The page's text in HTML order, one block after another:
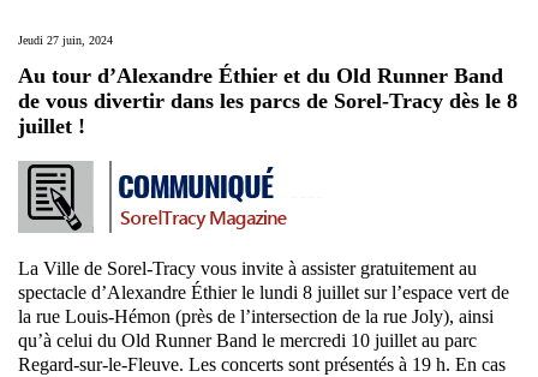
Jeudi 27 juin, 2024
Au tour d’Alexandre Éthier et du Old Runner Band
de vous divertir dans les parcs de Sorel-Tracy dès le 8
juillet !
La Ville de Sorel-Tracy vous invite à assister gratuitement au
spectacle d’Alexandre Éthier le lundi 8 juillet sur l’espace vert de
la rue Louis-Hémon (près de l’intersection de la rue Joly), ainsi
qu’à celui du Old Runner Band le mercredi 10 juillet au parc
Regard-sur-le-Fleuve. Les concerts sont présentés à 19 h. En cas